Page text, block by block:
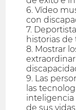
6. Vídeo
con
7.
historias de
8. Mostrar
9. Las
las
inteligencia
de sus